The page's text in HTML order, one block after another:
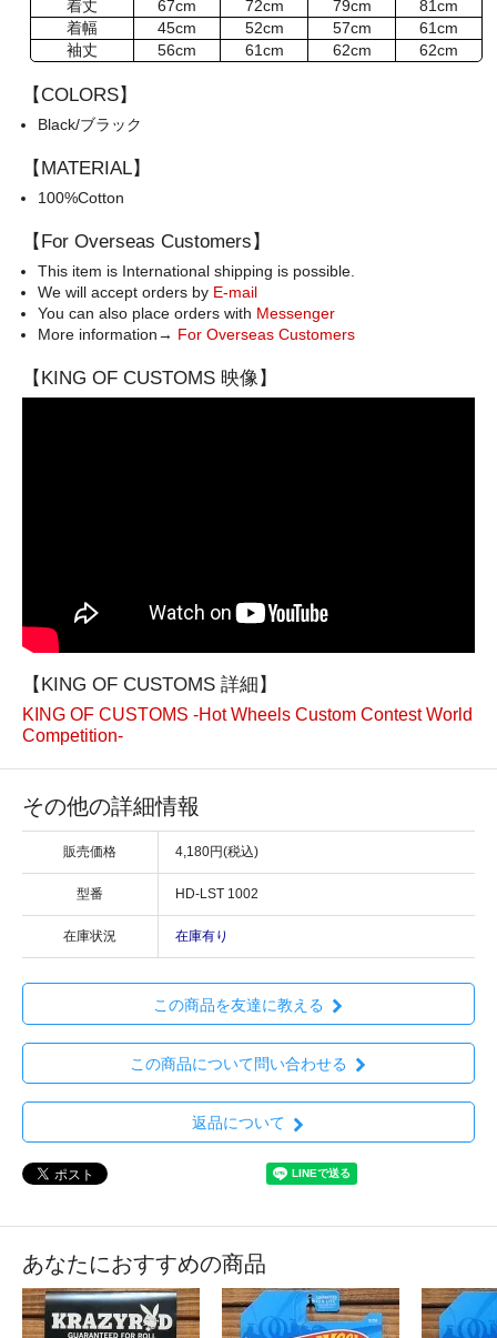
着丈
67cm 72cm 79cm
81cm
着幅
45cm 52cm 57cm
61cm
袖丈
56cm 61cm 62cm 62cm
【COLORS】
Black/ブラック
【MATERIAL】
100%Cotton
【For Overseas Customers】
This item is International shipping is possible.
We will accept orders by E-mail
You can also place orders with Messenger
More information→ For Overseas Customers
【KING OF CUSTOMS 映像】
【KING OF CUSTOMS 詳細】
KING OF CUSTOMS -Hot Wheels Custom Contest World
Competition-
その他の詳細情報
販売価格 4,180円(税込)
型番 HD-LST 1002
在庫状況 在庫有り
この商品を友達に教える
この商品について問い合わせる
返品について
あなたにおすすめの商品